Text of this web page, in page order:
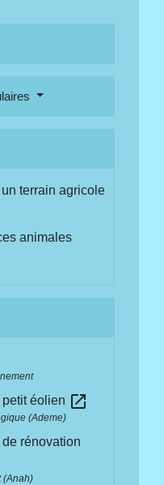
terrain agricole
animales
éolien open_in_new
(Ademe)
rénovation
(Anah)